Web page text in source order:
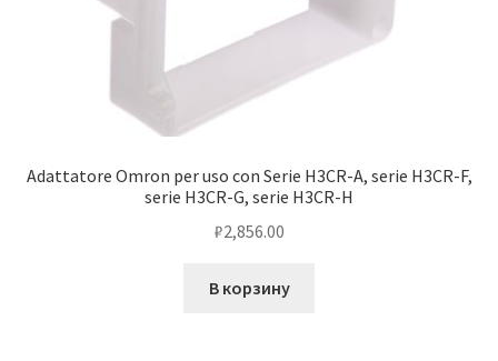
Adattatore Omron per uso con Serie H3CR-A, serie H3CR-F,
serie H3CR-G, serie H3CR-H
₽2,856.00
В корзину